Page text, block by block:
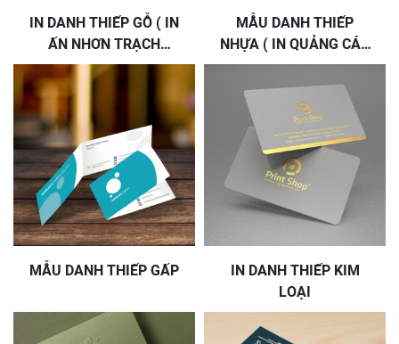
IN DANH THIẾP GỖ ( IN
ẤN NHƠN TRẠCH
ĐỒNG NAI )
MẪU DANH THIẾP
NHỰA ( IN QUẢNG CÁO
NHƠN TRẠCH
MẪU DANH THIẾP GẤP
IN DANH THIẾP KIM
LOẠI